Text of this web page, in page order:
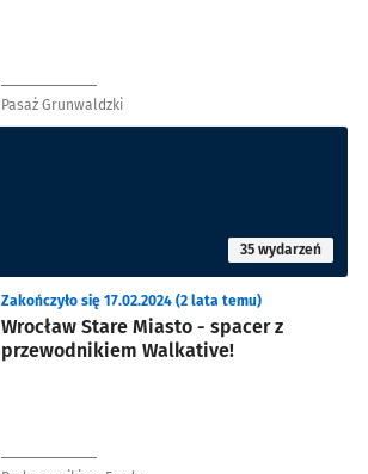
Pasaż Grunwaldzki
35 wydarzeń
Wrocław Stare Miasto - spacer z
przewodnikiem Walkative!
Zakończyło się 17.02.2024 (2 lata temu)